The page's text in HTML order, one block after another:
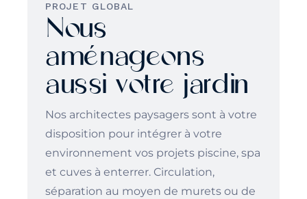
PROJET GLOBAL
Nous
aménageons
aussi votre jardin
Nos architectes paysagers sont à votre
disposition pour intégrer à votre
environnement vos projets piscine, spa
et cuves à enterrer. Circulation,
séparation au moyen de murets ou de